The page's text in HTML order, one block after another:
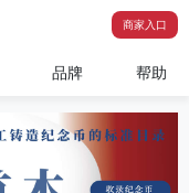
商家入口
品牌 帮助